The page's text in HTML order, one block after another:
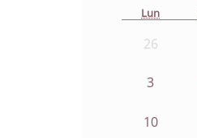
Lun
26
3
10